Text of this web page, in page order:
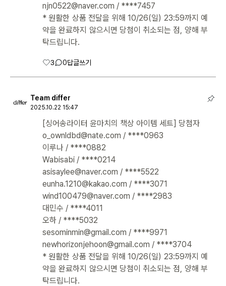
njn0522@naver.com / ****7457
* 원활한 상품 전달을 위해 10/26(일) 23:59까지 예
약을 완료하지 않으시면 당첨이 취소되는 점, 양해 부
탁드립니다.
3 0답글쓰기
Team differ
2025.10.22 15:47
[싱어송라이터 윤마치의 책상 아이템 세트] 당첨자
o_ownldbd@nate.com / ****0963
이루나 / ****0882
Wabisabi / ****0214
asisaylee@naver.com / ****5522
eunha.1210@kakao.com / ****3071
wind100479@naver.com / ****2983
대민수 / ****4011
오하 / ****5032
sesominmin@gmail.com / ****9971
newhorizonjehoon@gmail.com / ****3704
* 원활한 상품 전달을 위해 10/26(일) 23:59까지 예
약을 완료하지 않으시면 당첨이 취소되는 점, 양해 부
탁드립니다.